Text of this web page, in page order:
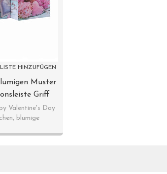
HINZUFÜGEN
Muster
Griff
Tasche
Verpackung
Valentine's Day
blumige